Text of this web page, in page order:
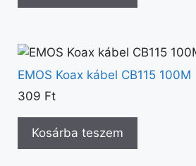
EMOS Koax kábel CB115 100M
309 Ft
Kosárba teszem